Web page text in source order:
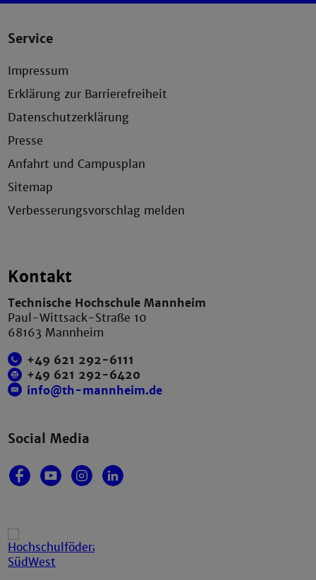
Service
Impressum
Erklärung zur Barrierefreiheit
Datenschutzerklärung
Presse
Anfahrt und Campusplan
Sitemap
Verbesserungsvorschlag melden
Kontakt
Technische Hochschule Mannheim
Paul-Wittsack-Straße 10
68163 Mannheim
+49 621 292-6111
+49 621 292-6420
info@th-mannheim.de
Social Media